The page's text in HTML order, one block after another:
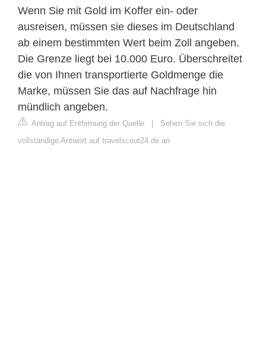
Wenn Sie mit Gold im Koffer ein- oder
ausreisen, müssen sie dieses im Deutschland
ab einem bestimmten Wert beim Zoll angeben.
Die Grenze liegt bei 10.000 Euro. Überschreitet
die von Ihnen transportierte Goldmenge die
Marke, müssen Sie das auf Nachfrage hin
mündlich angeben.
Antrag auf Entfernung der Quelle | Sehen Sie sich die
vollständige Antwort auf travelscout24.de an